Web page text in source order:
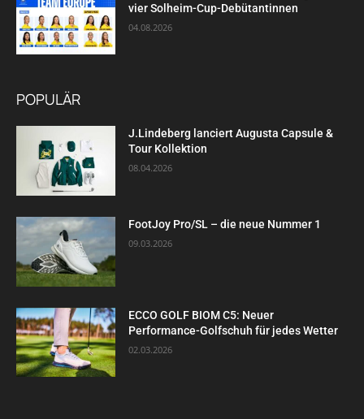
vier Solheim-Cup-Debütantinnen
04.08.2026
POPULÄR
J.Lindeberg lanciert Augusta Capsule &
Tour Kollektion
08.04.2026
FootJoy Pro/SL – die neue Nummer 1
09.03.2026
ECCO GOLF BIOM C5: Neuer
Performance-Golfschuh für jedes Wetter
02.03.2026